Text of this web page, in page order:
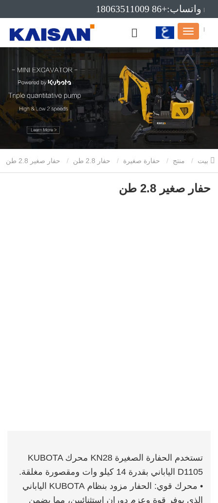
واتساب:+86 18063511009
بريد إلكتروني:info@kaisanmachinery.com
منتج حفارة صغيرة حفار 2.8 طن
حفار صغير 2.8 طن
تستخدم الحفارة الصغيرة KN28 محرك KUBOTA
D1105 الياباني بقدرة 14 كيلو وات ومقصورة مغلقة.
• محرك قوي: الحفار مزود بنظام KUBOTA الياباني
الذي يوفر قوة وعزم دوران استثنائيين، مما يضمن